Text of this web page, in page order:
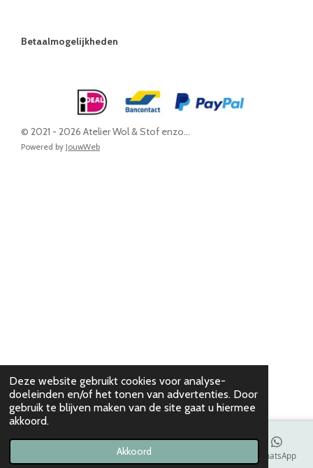
Deze website gebruikt cookies voor analyse-
doeleinden en/of het tonen van advertenties. Door
gebruik te blijven maken van de site gaat u hiermee
akkoord.
Akkoord
Betaalmogelijkheden
© 2021 - 2026 Atelier Wol & Stof enzo...
Powered by JouwWeb
E-mailadres WhatsApp